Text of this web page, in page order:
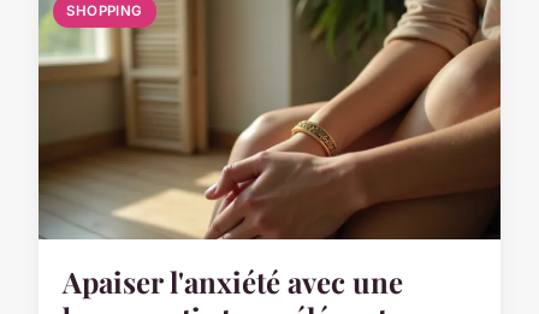
SHOPPING
Apaiser l'anxiété avec une